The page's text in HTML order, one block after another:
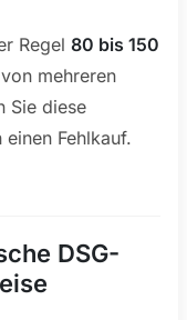
Regel 80 bis 150
mehreren
Sie diese
Fehlkauf.
DSG-